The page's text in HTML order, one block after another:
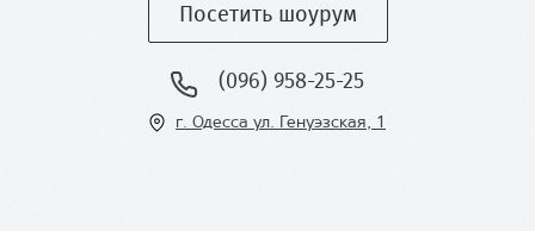
г. Одесса ул. Генуэзская, 1
(096) 958-25-25
Посетить шоурум